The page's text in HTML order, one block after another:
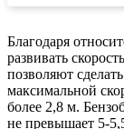
Благодаря
развивать
позволяют
максимальной
более 2,8 м.
не превышает 5-